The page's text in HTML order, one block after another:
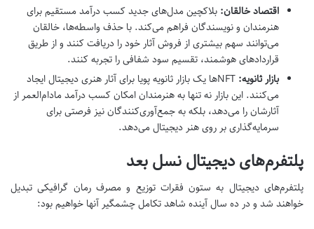
اقتصاد خالقان: بلاکچین مدل‌های جدید کسب درآمد مستقیم برای
هنرمندان و نویسندگان فراهم می‌کند. با حذف واسطه‌ها، خالقان
می‌توانند سهم بیشتری از فروش آثار خود را دریافت کنند و از طریق
قراردادهای هوشمند، تقسیم سود شفافی را تجربه کنند.
بازار ثانویه:
NFTها یک بازار ثانویه پویا برای آثار هنری دیجیتال ایجاد
می‌کنند. این بازار نه تنها به هنرمندان امکان کسب درآمد مادام‌العمر از
آثارشان را می‌دهد، بلکه به جمع‌آوری‌کنندگان نیز فرصتی برای
سرمایه‌گذاری بر روی هنر دیجیتال می‌دهد.
پلتفرم‌های دیجیتال نسل بعد
پلتفرم‌های دیجیتال به ستون فقرات توزیع و مصرف رمان گرافیکی تبدیل
خواهند شد و در ده سال آینده شاهد تکامل چشمگیر آنها خواهیم بود: